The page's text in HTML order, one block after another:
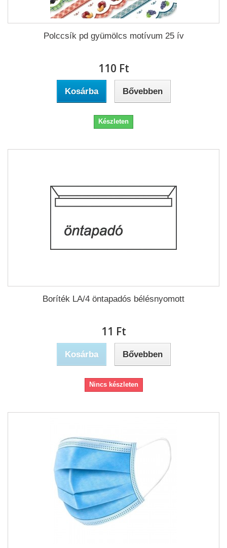
Polccsík pd gyümölcs motívum 25 ív
110 Ft‎
Kosárba Bővebben
Készleten
Boríték LA/4 öntapadós bélésnyomott
11 Ft‎
Kosárba Bővebben
Nincs készleten